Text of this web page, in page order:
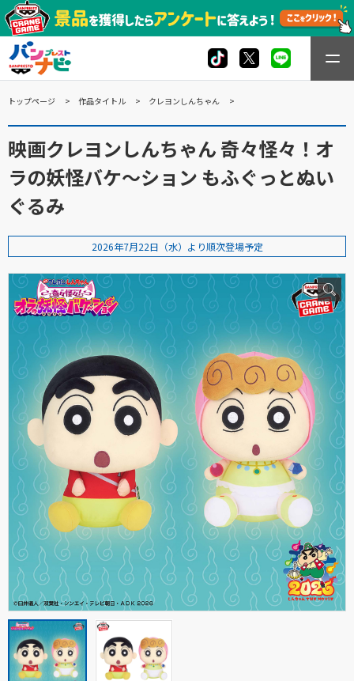
トップページ 作品タイトル クレヨンしんちゃん
映画クレヨンしんちゃん 奇々怪々！オ
ラの妖怪バケ～ション もふぐっとぬい
ぐるみ
2026年7月22日（水）より順次登場予定